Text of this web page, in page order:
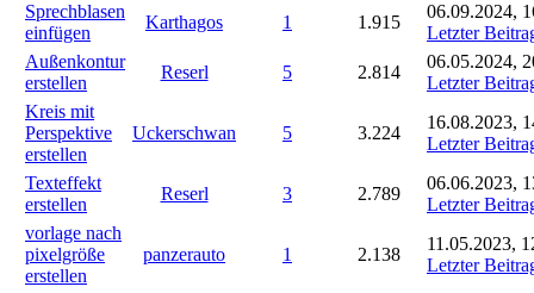
Sprechblasen
einfügen
Karthagos 1 1.915
06.09.2024,
Letzter
Außenkontur
erstellen
Reserl 5 2.814
06.05.2024,
Letzter
Kreis mit
Perspektive
erstellen
Uckerschwan 5 3.224
16.08.2023,
Letzter
Texteffekt
erstellen
Reserl 3 2.789
06.06.2023,
Letzter
vorlage nach
pixelgröße
erstellen
panzerauto 1 2.138
11.05.2023,
Letzter